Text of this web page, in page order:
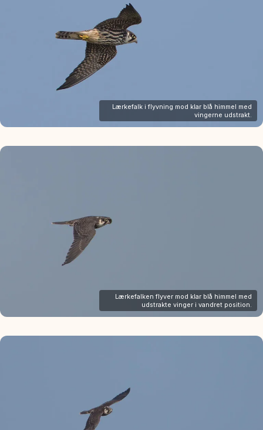
Lærkefalk i flyvning mod klar blå himmel med
vingerne udstrakt.
Lærkefalken flyver mod klar blå himmel med
udstrakte vinger i vandret position.